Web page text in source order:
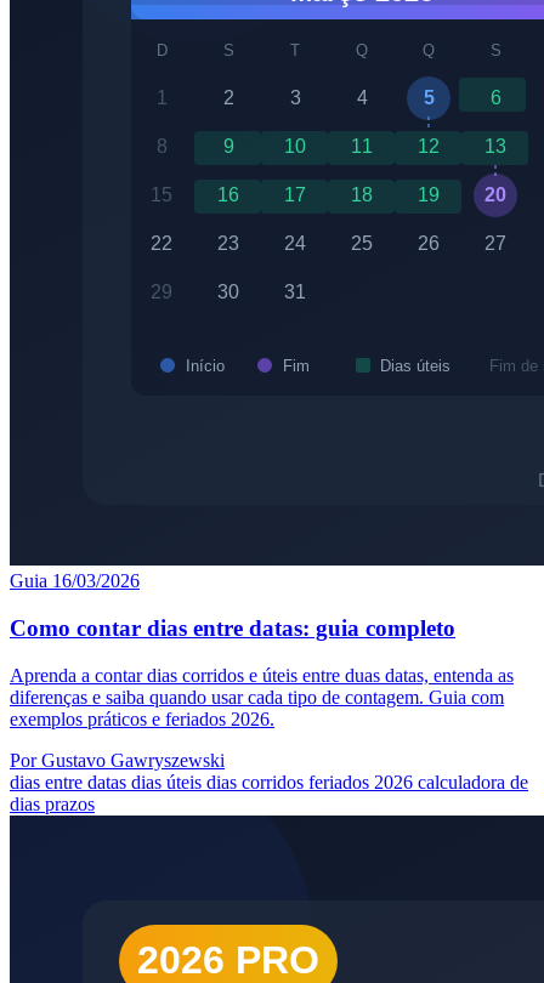
Guia 16/03/2026
Como contar dias entre datas: guia completo
Aprenda a contar dias corridos e úteis entre duas datas, entenda as
diferenças e saiba quando usar cada tipo de contagem. Guia com
exemplos práticos e feriados 2026.
Por Gustavo Gawryszewski
dias entre datas dias úteis dias corridos feriados 2026 calculadora de
dias prazos